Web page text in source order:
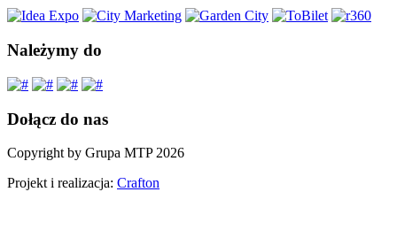
Należymy do
Dołącz do nas
Copyright by Grupa MTP 2026
Projekt i realizacja: Crafton